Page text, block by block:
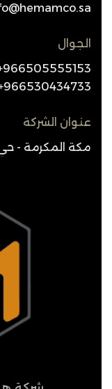
الجوال
966505555153+
966530434733+
عنوان الشركة
مكة المكرمة -